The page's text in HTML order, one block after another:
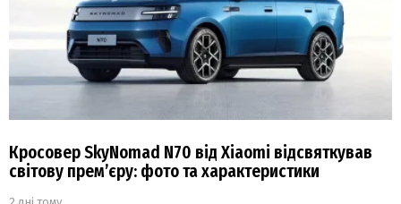
Кросовер SkyNomad N70 від Xiaomi відсвяткував
світову прем’єру: фото та характеристики